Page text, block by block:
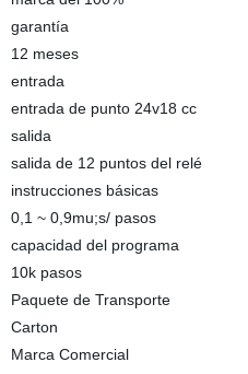
garantía
12 meses
entrada
entrada de punto 24v18 cc
salida
salida de 12 puntos del relé
instrucciones básicas
0,1 ~ 0,9mu;s/ pasos
capacidad del programa
10k pasos
Paquete de Transporte
Carton
Marca Comercial